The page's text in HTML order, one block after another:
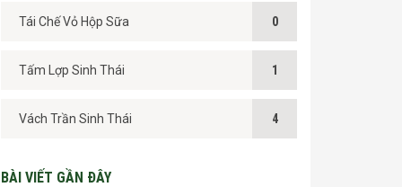
Tái Chế Vỏ Hộp Sữa 0
Tấm Lợp Sinh Thái 1
Vách Trần Sinh Thái 4
BÀI VIẾT GẦN ĐÂY